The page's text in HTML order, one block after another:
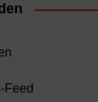
Feed